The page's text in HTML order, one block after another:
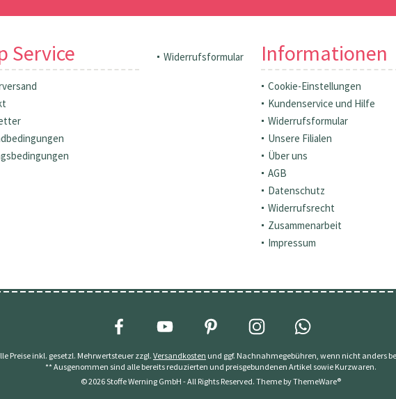
Service Widerrufsformular Informationen
Cookie-Einstellungen
Kundenservice und Hilfe
Widerrufsformular
Unsere Filialen
Über uns
AGB
Datenschutz
Widerrufsrecht
Zusammenarbeit
Impressum
Preise inkl. gesetzl. Mehrwertsteuer zzgl. Versandkosten und ggf. Nachnahmegebühren, wenn nicht anders
** Ausgenommen sind alle bereits reduzierten und preisgebundenen Artikel sowie Kurzwaren.
© 2026 Stoffe Werning GmbH - All Rights Reserved. Theme byThemeWare®